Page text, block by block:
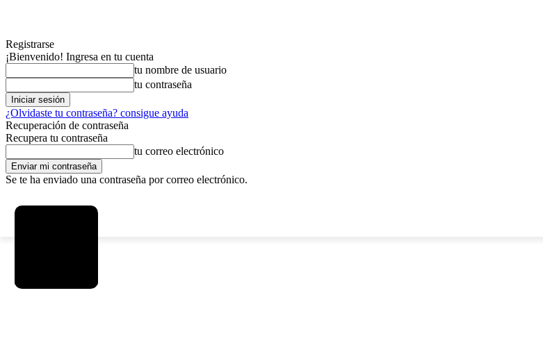
Registrarse
¡Bienvenido! Ingresa en tu cuenta
tu nombre de usuario
tu contraseña
¿Olvidaste tu contraseña? consigue ayuda
Recuperación de contraseña
Recupera tu contraseña
tu correo electrónico
Se te ha enviado una contraseña por correo electrónico.